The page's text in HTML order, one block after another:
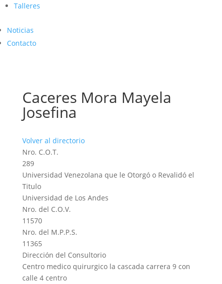
Talleres
Noticias
Contacto
Caceres Mora Mayela
Josefina
Volver al directorio
Nro. C.O.T.
289
Universidad Venezolana que le Otorgó o Revalidó el
Titulo
Universidad de Los Andes
Nro. del C.O.V.
11570
Nro. del M.P.P.S.
11365
Dirección del Consultorio
Centro medico quirurgico la cascada carrera 9 con
calle 4 centro